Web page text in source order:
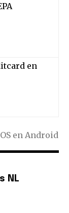
en
en Android
NL